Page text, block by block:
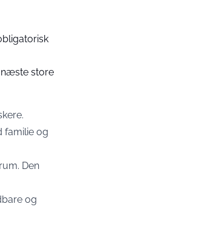
store
familie og
Den
og